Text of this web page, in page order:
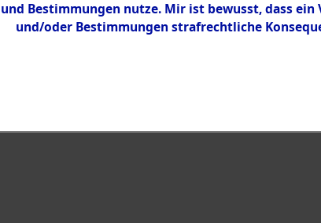
Bestimmungen nutze. Mir ist bewusst, dass ein
und/oder Bestimmungen strafrechtliche